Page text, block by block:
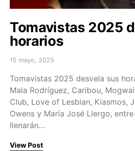
Tomavistas 2025
horarios
Posted on
15 mayo, 2025
Tomavistas 2025 desvela sus
Mala Rodríguez, Caribou,
Club, Love of Lesbian, Kiasmos,
Owens y María José Llergo,
llenarán…
View Post